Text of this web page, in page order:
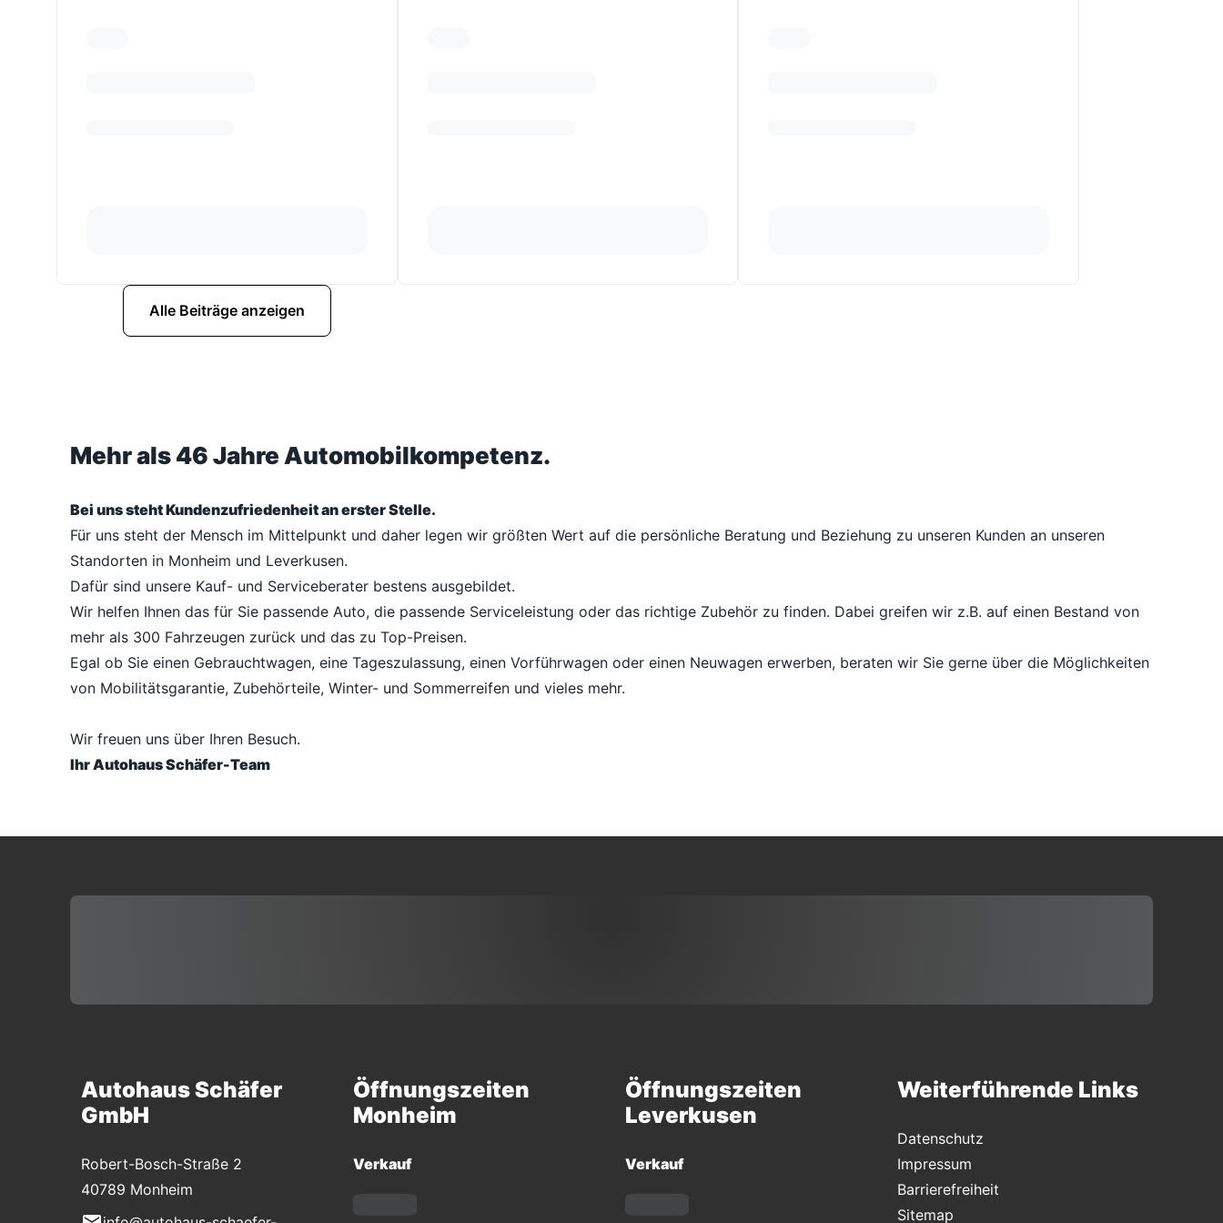
Alle Beiträge anzeigen
Mehr als 46 Jahre Automobilkompetenz.
Bei uns steht Kundenzufriedenheit an erster Stelle.
Für uns steht der Mensch im Mittelpunkt und daher legen wir größten Wert auf die persönliche Beratung und Beziehung zu unseren Kunden an unseren
Standorten in Monheim und Leverkusen.
Dafür sind unsere Kauf- und Serviceberater bestens ausgebildet.
Wir helfen Ihnen das für Sie passende Auto, die passende Serviceleistung oder das richtige Zubehör zu finden. Dabei greifen wir z.B. auf einen Bestand von
mehr als 300 Fahrzeugen zurück und das zu Top-Preisen.
Egal ob Sie einen Gebrauchtwagen, eine Tageszulassung, einen Vorführwagen oder einen Neuwagen erwerben, beraten wir Sie gerne über die Möglichkeiten
von Mobilitätsgarantie, Zubehörteile, Winter- und Sommerreifen und vieles mehr.
Wir freuen uns über Ihren Besuch.
Ihr Autohaus Schäfer-Team
Autohaus Schäfer
GmbH
Robert-Bosch-Straße 2
40789 Monheim
Öffnungszeiten
Monheim
Verkauf
Öffnungszeiten
Leverkusen
Verkauf
Weiterführende Links
Datenschutz
Impressum
Barrierefreiheit
Sitemap